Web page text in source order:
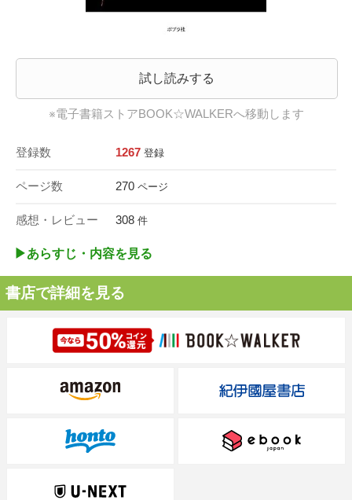
試し読みする
※電子書籍ストアBOOK☆WALKERへ移動します
登録数 1267 登録
ページ数 270 ページ
感想・レビュー 308 件
▶︎あらすじ・内容を見る
書店で詳細を見る